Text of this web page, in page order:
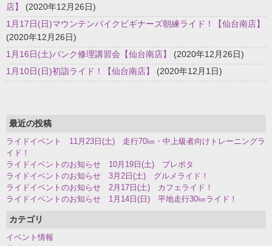
店】
(2020年12月26日)
1月17日(日)マウンテンバイクビギナーズ朝練ライド！【仙台南店】
(2020年12月26日)
1月16日(土)パンク修理講習会【仙台南店】
(2020年12月26日)
1月10日(日)初詣ライド！【仙台南店】
(2020年12月1日)
最近の投稿
ライドイベント 11月23日(土) 走行70㎞・中上級者向けトレーニングラ
イド！
ライドイベントのお知らせ 10月19日(土) ブレポタ
ライドイベントのお知らせ 3月2日(土) グルメライド！
ライドイベントのお知らせ 2月17日(土) カフェライド！
ライドイベントのお知らせ 1月14日(日) 平地走行30㎞ライド！
カテゴリ
イベント情報